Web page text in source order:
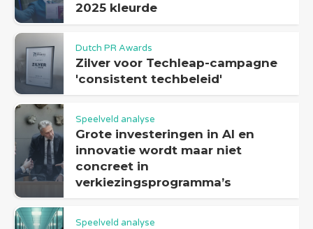
2025 kleurde
Dutch PR Awards
Zilver voor Techleap-campagne
'consistent techbeleid'
Speelveld analyse
Grote investeringen in AI en
innovatie wordt maar niet
concreet in
verkiezingsprogramma’s
Speelveld analyse